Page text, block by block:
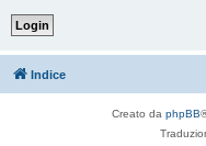
Indice
Creato da phpBB